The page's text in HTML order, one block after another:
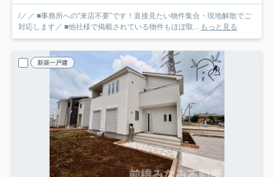
/／／ ■事務所への”来店不要”です！直接見たい物件集合・現地解散でご
対応します／ ■他社様で掲載されている物件もほぼ取... もっと見る
新築一戸建